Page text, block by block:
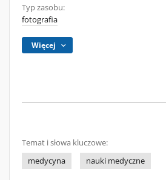
Typ zasobu:
fotografia
Więcej
Temat i słowa kluczowe:
medycyna
nauki medyczne